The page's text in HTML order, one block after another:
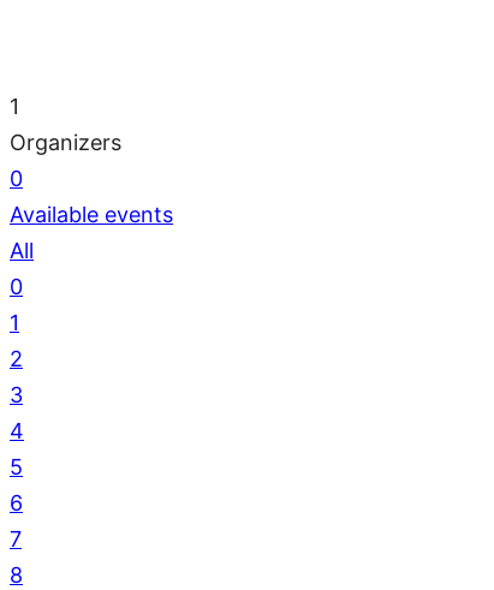
1
Organizers
0
Available events
All
0
1
2
3
4
5
6
7
8